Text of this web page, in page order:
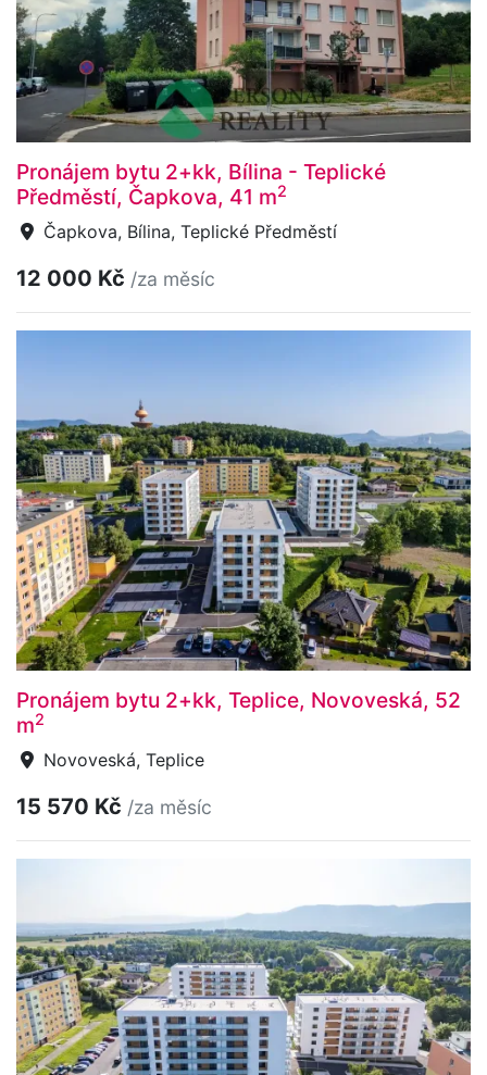
Pronájem bytu 2+kk, Bílina - Teplické
Předměstí, Čapkova, 41 m2
Čapkova, Bílina, Teplické Předměstí
12 000 Kč /za měsíc
Pronájem bytu 2+kk, Teplice, Novoveská, 52
m2
Novoveská, Teplice
15 570 Kč /za měsíc